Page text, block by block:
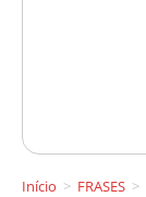
Início > FRASES >